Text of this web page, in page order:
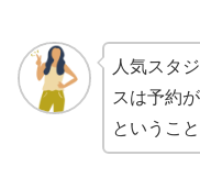
人気スタ
スは予約
ということ